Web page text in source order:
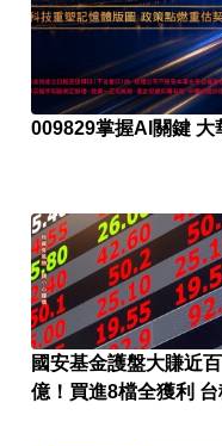
009829掌握AI關鍵
國安基金護盤大賺近百
億！買進8檔全獲利 台